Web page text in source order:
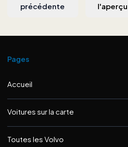
précédente
l'aperçu
Pages
Accueil
Voitures sur la carte
Toutes les Volvo